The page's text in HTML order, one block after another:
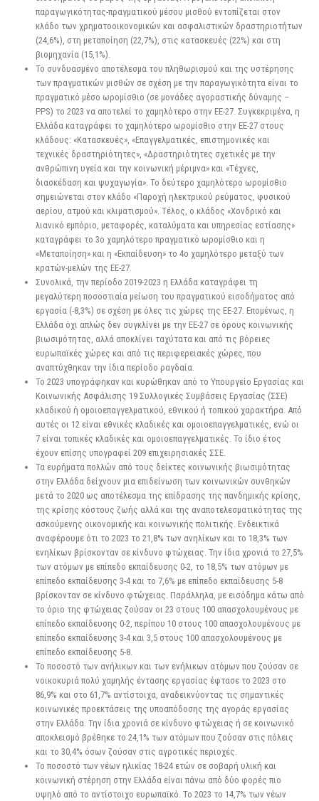
παραγωγικότητας-πραγματικού μέσου μισθού εντοπίζεται στον
κλάδο των χρηματοοικονομικών και ασφαλιστικών δραστηριοτήτων
(24,6%), στη μεταποίηση (22,7%), στις κατασκευές (22%) και στη
βιομηχανία (15,1%).
Το συνδυασμένο αποτέλεσμα του πληθωρισμού και της υστέρησης
των πραγματικών μισθών σε σχέση με την παραγωγικότητα είναι το
πραγματικό μέσο ωρομίσθιο (σε μονάδες αγοραστικής δύναμης –
PPS) το 2023 να αποτελεί το χαμηλότερο στην ΕΕ-27. Συγκεκριμένα, η
Ελλάδα καταγράφει το χαμηλότερο ωρομίσθιο στην ΕΕ-27 στους
κλάδους: «Κατασκευές», «Επαγγελματικές, επιστημονικές και
τεχνικές δραστηριότητες», «Δραστηριότητες σχετικές με την
ανθρώπινη υγεία και την κοινωνική μέριμνα» και «Τέχνες,
διασκέδαση και ψυχαγωγία». Το δεύτερο χαμηλότερο ωρομίσθιο
σημειώνεται στον κλάδο «Παροχή ηλεκτρικού ρεύματος, φυσικού
αερίου, ατμού και κλιματισμού». Τέλος, ο κλάδος «Χονδρικό και
λιανικό εμπόριο, μεταφορές, καταλύματα και υπηρεσίας εστίασης»
καταγράφει το 3ο χαμηλότερο πραγματικό ωρομίσθιο και η
«Μεταποίηση» και η «Εκπαίδευση» το 4ο χαμηλότερο μεταξύ των
κρατών-μελών της ΕΕ-27.
Συνολικά, την περίοδο 2019-2023 η Ελλάδα καταγράφει τη
μεγαλύτερη ποσοστιαία μείωση του πραγματικού εισοδήματος από
εργασία (-8,3%) σε σχέση με όλες τις χώρες της ΕΕ-27. Επομένως, η
Ελλάδα όχι απλώς δεν συγκλίνει με την ΕΕ-27 σε όρους κοινωνικής
βιωσιμότητας, αλλά αποκλίνει ταχύτατα και από τις βόρειες
ευρωπαϊκές χώρες και από τις περιφερειακές χώρες, που
αναπτύχθηκαν την ίδια περίοδο ραγδαία.
Το 2023 υπογράφηκαν και κυρώθηκαν από το Υπουργείο Εργασίας και
Κοινωνικής Ασφάλισης 19 Συλλογικές Συμβάσεις Εργασίας (ΣΣΕ)
κλαδικού ή ομοιοεπαγγελματικού, εθνικού ή τοπικού χαρακτήρα. Από
αυτές οι 12 είναι εθνικές κλαδικές και ομοιοεπαγγελματικές, ενώ οι
7 είναι τοπικές κλαδικές και ομοιοεπαγγελματικές. Το ίδιο έτος
έχουν επίσης υπογραφεί 209 επιχειρησιακές ΣΣΕ.
Τα ευρήματα πολλών από τους δείκτες κοινωνικής βιωσιμότητας
στην Ελλάδα δείχνουν μια επιδείνωση των κοινωνικών συνθηκών
μετά το 2020 ως αποτέλεσμα της επίδρασης της πανδημικής κρίσης,
της κρίσης κόστους ζωής αλλά και της αναποτελεσματικότητας της
ασκούμενης οικονομικής και κοινωνικής πολιτικής. Ενδεικτικά
αναφέρουμε ότι το 2023 το 21,8% των ανηλίκων και το 18,3% των
ενηλίκων βρίσκονταν σε κίνδυνο φτώχειας. Την ίδια χρονιά το 27,5%
των ατόμων με επίπεδο εκπαίδευσης 0-2, το 18,5% των ατόμων με
επίπεδο εκπαίδευσης 3-4 και το 7,6% με επίπεδο εκπαίδευσης 5-8
βρίσκονταν σε κίνδυνο φτώχειας. Παράλληλα, με εισόδημα κάτω από
το όριο της φτώχειας ζούσαν οι 23 στους 100 απασχολουμένους με
επίπεδο εκπαίδευσης 0-2, περίπου 10 στους 100 απασχολουμένους με
επίπεδο εκπαίδευσης 3-4 και 3,5 στους 100 απασχολουμένους με
επίπεδο εκπαίδευσης 5-8.
Το ποσοστό των ανήλικων και των ενήλικων ατόμων που ζούσαν σε
νοικοκυριά πολύ χαμηλής έντασης εργασίας έφτασε το 2023 στο
86,9% και στο 61,7% αντίστοιχα, αναδεικνύοντας τις σημαντικές
κοινωνικές προεκτάσεις της υποαπόδοσης της αγοράς εργασίας
στην Ελλάδα. Την ίδια χρονιά σε κίνδυνο φτώχειας ή σε κοινωνικό
αποκλεισμό βρέθηκε το 24,1% των ατόμων που ζούσαν στις πόλεις
και το 30,4% όσων ζούσαν στις αγροτικές περιοχές.
Το ποσοστό των νέων ηλικίας 18-24 ετών σε σοβαρή υλική και
κοινωνική στέρηση στην Ελλάδα είναι πάνω από δύο φορές πιο
υψηλό από το αντίστοιχο ευρωπαϊκό. Το 2023 το 14,7% των νέων